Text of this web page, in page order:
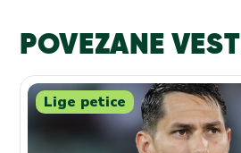
POVEZANE VESTI
Lige petice